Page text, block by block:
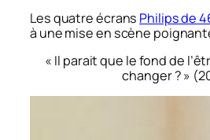
Les quatre écrans Philips de
à une mise en scène
« Il parait que le fond de
changer ?»